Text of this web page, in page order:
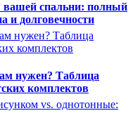
вашей спальни: полный
и долговечности
нужен? Таблица
комплектов